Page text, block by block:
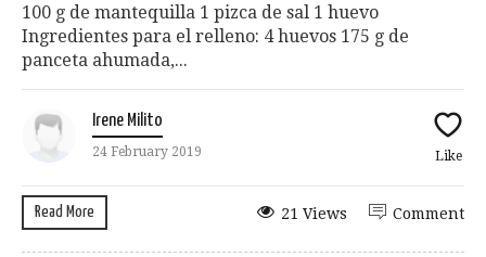
100 g de mantequilla 1 pizca de sal 1 huevo
Ingredientes para el relleno: 4 huevos 175 g de
panceta ahumada,...
Irene Milito
24 February 2019 Like
Read More Comment
21 Views